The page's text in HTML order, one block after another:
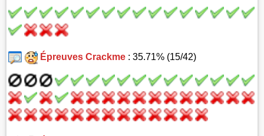
Épreuves Crackme: 35.71% (15/42)